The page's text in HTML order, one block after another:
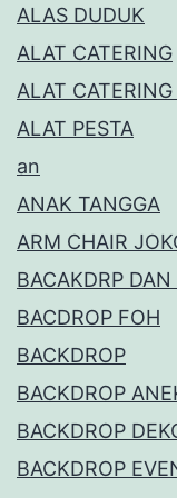
ALAS DUDUK
ALAT CATERING
ALAT
ALAT PESTA
an
ANAK TANGGA
ARM CHAIR
BACAKDRP
BACDROP FOH
BACKDROP
BACKDROP
BACKDROP
BACKDROP